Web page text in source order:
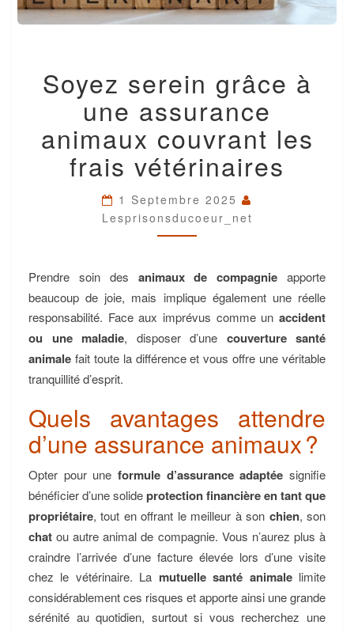
SEREIN
GRÂCE
À
UNE
ASSURANCE
ANIMAUX
COUVRANT
FRAIS
VÉTÉRINAIRES
Soyez serein grâce à
une assurance
animaux couvrant les
frais vétérinaires
1 Septembre 2025
Lesprisonsducoeur_net
Prendre soin des animaux de compagnie apporte
beaucoup de joie, mais implique également une réelle
responsabilité. Face aux imprévus comme un accident
ou une maladie, disposer d’une couverture santé
animale fait toute la différence et vous offre une véritable
tranquillité d’esprit.
Quels avantages attendre
d’une assurance animaux ?
Opter pour une formule d’assurance adaptée signifie
bénéficier d’une solideprotection financière en tant que
propriétaire, tout en offrant le meilleur à son chien, son
chat ou autre animal de compagnie. Vous n’aurez plus à
craindre l’arrivée d’une facture élevée lors d’une visite
chez le vétérinaire. La mutuelle santé animalelimite
considérablement ces risques et apporte ainsi une grande
sérénité au quotidien, surtout si vous recherchez une